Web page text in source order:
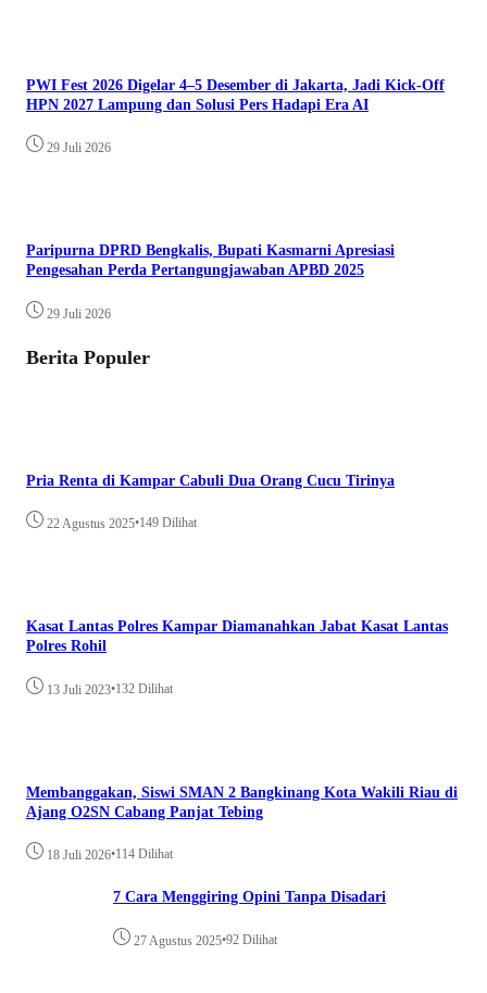
PWI Fest 2026 Digelar 4–5 Desember di Jakarta, Jadi Kick-Off
HPN 2027 Lampung dan Solusi Pers Hadapi Era AI
29 Juli 2026
Paripurna DPRD Bengkalis, Bupati Kasmarni Apresiasi
Pengesahan Perda Pertangungjawaban APBD 2025
29 Juli 2026
Berita Populer
Pria Renta di Kampar Cabuli Dua Orang Cucu Tirinya
22 Agustus 2025•149 Dilihat
Kasat Lantas Polres Kampar Diamanahkan Jabat Kasat Lantas
Polres Rohil
13 Juli 2023•132 Dilihat
Membanggakan, Siswi SMAN 2 Bangkinang Kota Wakili Riau di
Ajang O2SN Cabang Panjat Tebing
18 Juli 2026•114 Dilihat
7 Cara Menggiring Opini Tanpa Disadari
27 Agustus 2025•92 Dilihat